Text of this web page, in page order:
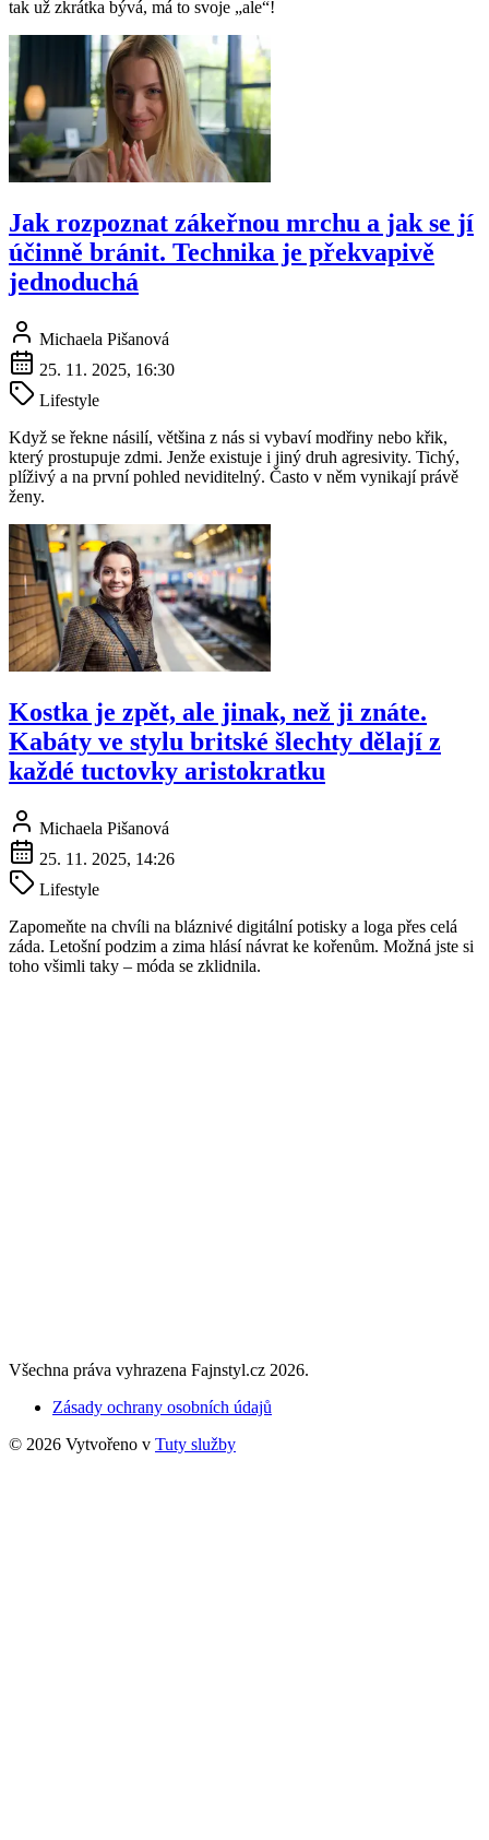
tak už zkrátka bývá, má to svoje „ale“!
Jak rozpoznat zákeřnou mrchu a jak se jí
účinně bránit. Technika je překvapivě
jednoduchá
Michaela Pišanová
25. 11. 2025, 16:30
Lifestyle
Když se řekne násilí, většina z nás si vybaví modřiny nebo křik,
který prostupuje zdmi. Jenže existuje i jiný druh agresivity. Tichý,
plíživý a na první pohled neviditelný. Často v něm vynikají právě
ženy.
Kostka je zpět, ale jinak, než ji znáte.
Kabáty ve stylu britské šlechty dělají z
každé tuctovky aristokratku
Michaela Pišanová
25. 11. 2025, 14:26
Lifestyle
Zapomeňte na chvíli na bláznivé digitální potisky a loga přes celá
záda. Letošní podzim a zima hlásí návrat ke kořenům. Možná jste si
toho všimli taky – móda se zklidnila.
Všechna práva vyhrazena Fajnstyl.cz 2026.
Zásady ochrany osobních údajů
© 2026 Vytvořeno v Tuty služby